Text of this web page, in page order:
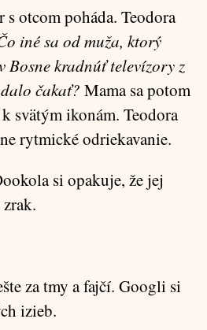
s otcom poháda. Teodora
iné sa od muža, ktorý
Bosne kradnúť televízory z
čakať? Mama sa potom
svätým ikonám. Teodora
rytmické odriekavanie.
si opakuje, že jej
za tmy a fajčí. Googli si
izieb.